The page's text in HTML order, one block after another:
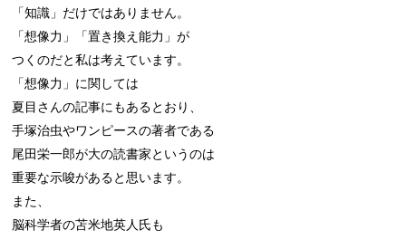
「知識」だけではありません。
「想像力」「置き換え能力」が
つくのだと私は考えています。
「想像力」に関しては
夏目さんの記事にもあるとおり、
手塚治虫やワンピースの著者である
尾田栄一郎が大の読書家というのは
重要な示唆があると思います。
また、
脳科学者の苫米地英人氏も